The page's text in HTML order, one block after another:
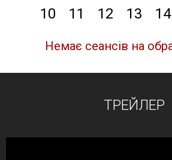
10
11 12 13 14
Немає сеансів на
ТРЕЙЛЕР